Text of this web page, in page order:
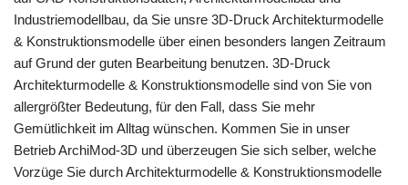
Industriemodellbau, da Sie unsre 3D-Druck Architekturmodelle
& Konstruktionsmodelle über einen besonders langen Zeitraum
auf Grund der guten Bearbeitung benutzen. 3D-Druck
Architekturmodelle & Konstruktionsmodelle sind von Sie von
allergrößter Bedeutung, für den Fall, dass Sie mehr
Gemütlichkeit im Alltag wünschen. Kommen Sie in unser
Betrieb ArchiMod-3D und überzeugen Sie sich selber, welche
Vorzüge Sie durch Architekturmodelle & Konstruktionsmodelle